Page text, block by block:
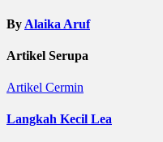
By Alaika Aruf
Artikel Serupa
Artikel Cermin
Langkah Kecil Lea